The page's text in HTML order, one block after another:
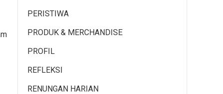
PERISTIWA
PRODUK & MERCHANDISE
PROFIL
REFLEKSI
RENUNGAN HARIAN